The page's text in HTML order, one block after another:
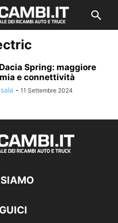
Spring: maggiore
e connettività
- 11 Settembre 2024